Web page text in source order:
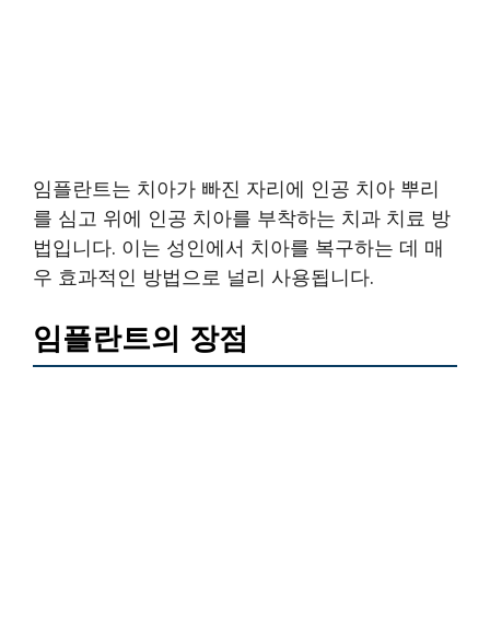
임플란트는 치아가 빠진 자리에 인공 치아 뿌리
를 심고 위에 인공 치아를 부착하는 치과 치료 방
법입니다. 이는 성인에서 치아를 복구하는 데 매
우 효과적인 방법으로 널리 사용됩니다.
임플란트의 장점